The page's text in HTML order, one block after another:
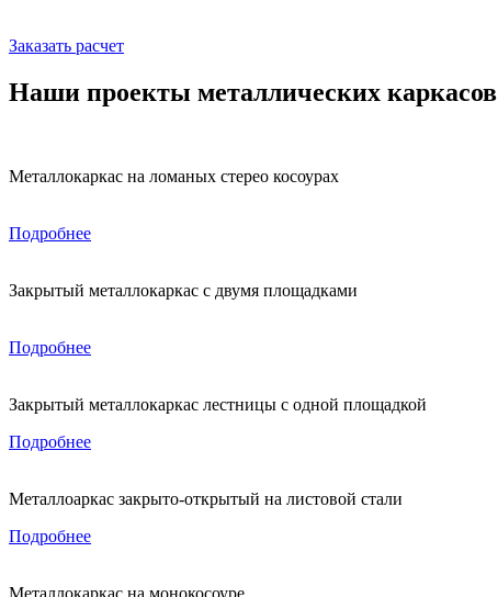
Заказать расчет
Наши проекты металлических каркасов
Металлокаркас на ломаных стерео косоурах
Подробнее
Закрытый металлокаркас с двумя площадками
Подробнее
Закрытый металлокаркас лестницы с одной площадкой
Подробнее
Металлоаркас закрыто-открытый на листовой стали
Подробнее